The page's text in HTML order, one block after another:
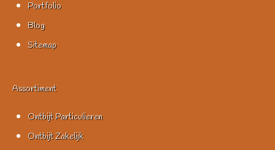
Portfolio
Blog
Sitemap
Assortiment
Ontbijt Particulieren
Ontbijt Zakelijk